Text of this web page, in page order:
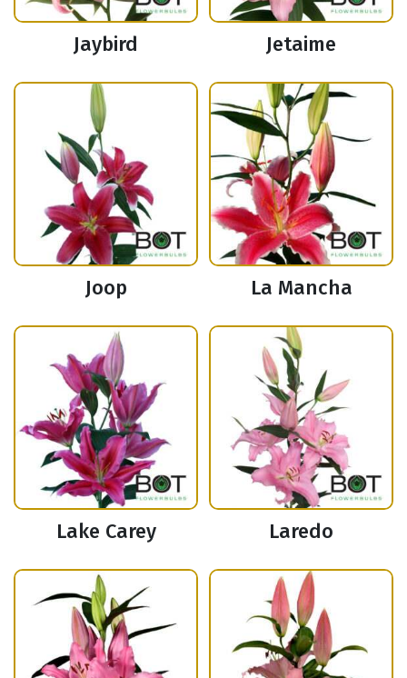
Jaybird Jetaime
Joop La Mancha
Lake Carey Laredo